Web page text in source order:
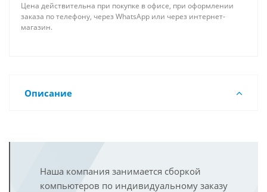
Цена действительна при покупке в офисе, при оформлении
заказа по телефону, через WhatsApp или через интернет-
магазин.
Описание
Наша компания занимается сборкой
компьютеров по индивидуальному заказу